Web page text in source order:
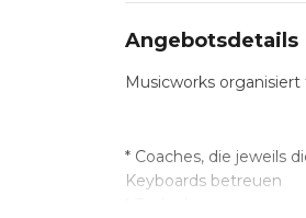
Angebotsdetails
Musicworks organisiert
* Coaches, die jeweils
Keyboards betreuen